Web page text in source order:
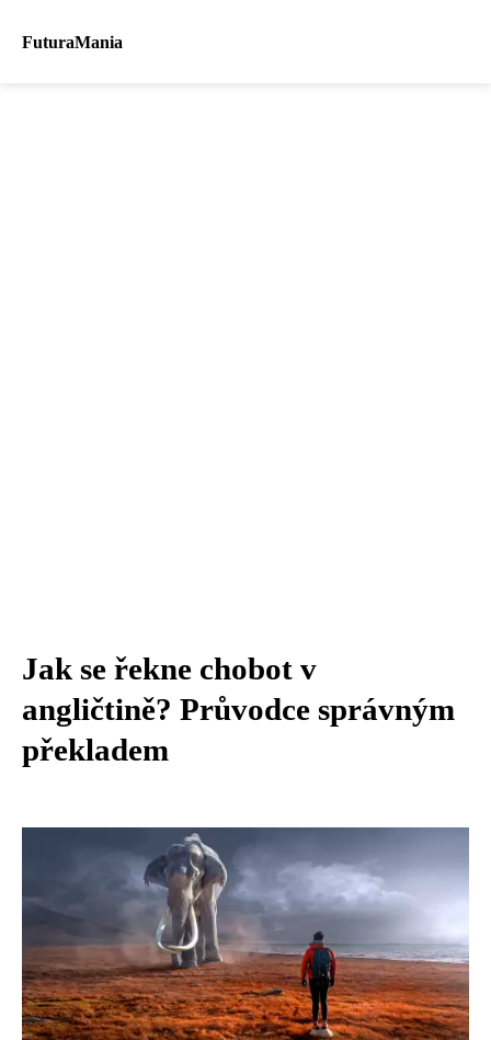
FuturaMania
Jak se řekne chobot v
angličtině? Průvodce správným
překladem